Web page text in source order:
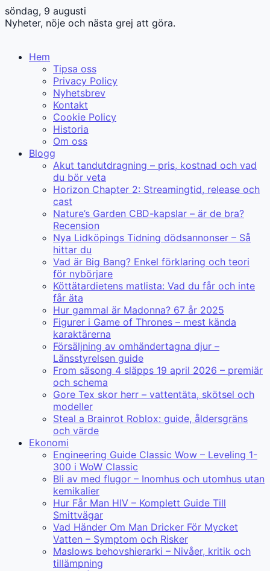
söndag, 9 augusti
Nyheter, nöje och nästa grej att göra.
Hem
Tipsa oss
Privacy Policy
Nyhetsbrev
Kontakt
Cookie Policy
Historia
Om oss
Blogg
Akut tandutdragning – pris, kostnad och vad
du bör veta
Horizon Chapter 2: Streamingtid, release och
cast
Nature’s Garden CBD-kapslar – är de bra?
Recension
Nya Lidköpings Tidning dödsannonser – Så
hittar du
Vad är Big Bang? Enkel förklaring och teori
för nybörjare
Köttätardietens matlista: Vad du får och inte
får äta
Hur gammal är Madonna? 67 år 2025
Figurer i Game of Thrones – mest kända
karaktärerna
Försäljning av omhändertagna djur –
Länsstyrelsen guide
From säsong 4 släpps 19 april 2026 – premiär
och schema
Gore Tex skor herr – vattentäta, skötsel och
modeller
Steal a Brainrot Roblox: guide, åldersgräns
och värde
Ekonomi
Engineering Guide Classic Wow – Leveling 1-
300 i WoW Classic
Bli av med flugor – Inomhus och utomhus utan
kemikalier
Hur Får Man HIV – Komplett Guide Till
Smittvägar
Vad Händer Om Man Dricker För Mycket
Vatten – Symptom och Risker
Maslows behovshierarki – Nivåer, kritik och
tillämpning